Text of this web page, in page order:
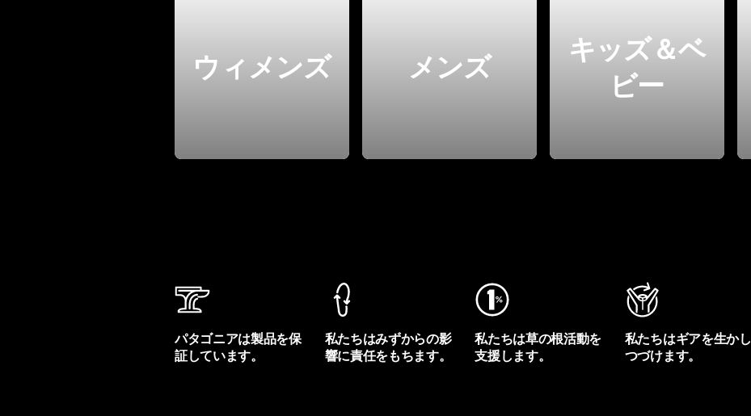
ウィメンズ メンズ
キッズ＆ベ
ビー
パタゴニアは製品を保
証しています。
私たちはみずからの影
響に責任をもちます。
私たちは草の根活動を
支援します。
私たちはギアを生かし
つづけます。